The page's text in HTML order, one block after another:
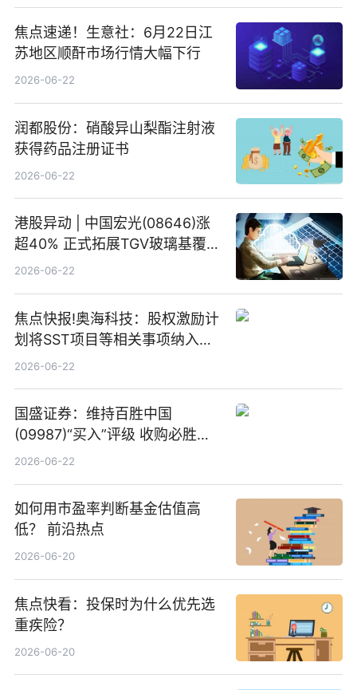
焦点速递！生意社：6月22日江
苏地区顺酐市场行情大幅下行
2026-06-22
润都股份：硝酸异山梨酯注射液
获得药品注册证书
2026-06-22
港股异动 | 中国宏光(08646)涨
超40% 正式拓展TGV玻璃基覆铜
板新材料业务
2026-06-22
焦点快报!奥海科技：股权激励计
划将SST项目等相关事项纳入专
项业务发展考核指标
2026-06-22
国盛证券：维持百胜中国
(09987)“买入”评级 收购必胜客
中国增厚利润加速成长 信息
2026-06-22
如何用市盈率判断基金估值高
低？ 前沿热点
2026-06-20
焦点快看：投保时为什么优先选
重疾险？
2026-06-20